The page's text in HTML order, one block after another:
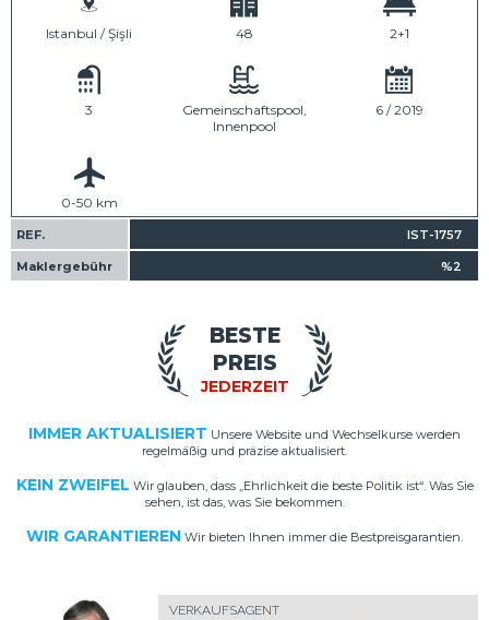
Istanbul / Şişli 48 2+1
3
Gemeinschaftspool,
Innenpool
6 / 2019
0-50 km
REF. IST-1757
Maklergebühr %2
JEDERZEIT
BESTE
PREIS
IMMER AKTUALISIERT Unsere Website und Wechselkurse werden
regelmäßig und präzise aktualisiert.
KEIN ZWEIFEL Wir glauben, dass „Ehrlichkeit die beste Politik ist“. Was Sie
sehen, ist das, was Sie bekommen.
WIR GARANTIEREN Wir bieten Ihnen immer die Bestpreisgarantien.
VERKAUFSAGENT